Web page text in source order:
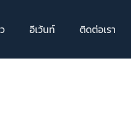
อีเว้นท์ ติดต่อเรา